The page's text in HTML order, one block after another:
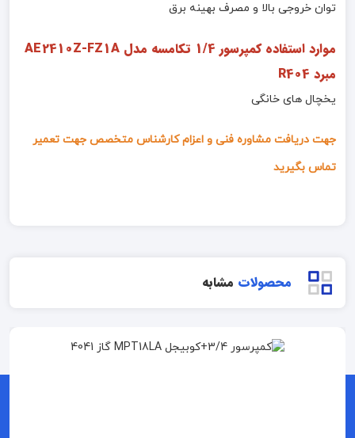
توان خروجی بالا و مصرف بهینه برق
موارد استفاده کمپرسور 1/4 تکامسه مدل
AE2410Z-FZ1A
مبرد R404
یخچال های خانگی
جهت دریافت مشاوره فنی و اعزام کارشناس متخصص جهت تعمیر
تماس بگیرید
محصولات مشابه